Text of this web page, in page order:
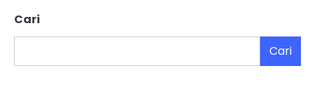
Cari
Cari